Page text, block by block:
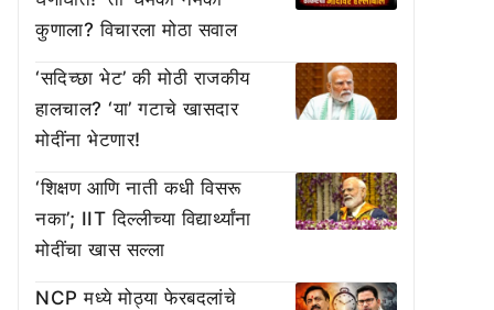
कुणाला? विचारला मोठा सवाल
‘सदिच्छा भेट’ की मोठी राजकीय
हालचाल? ‘या’ गटाचे खासदार
मोदींना भेटणार!
‘शिक्षण आणि नाती कधी विसरू
नका’; IIT दिल्लीच्या विद्यार्थ्यांना
मोदींचा खास सल्ला
NCP मध्ये मोठ्या फेरबदलांचे